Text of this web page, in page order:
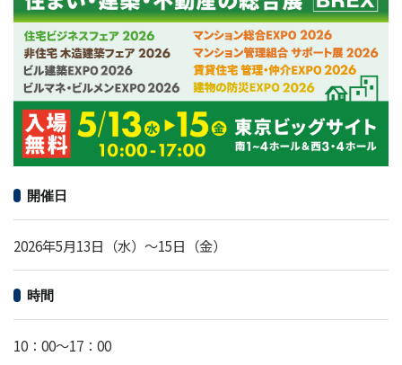
開催日
2026年5月13日（水）〜15日（金）
時間
10：00～17：00